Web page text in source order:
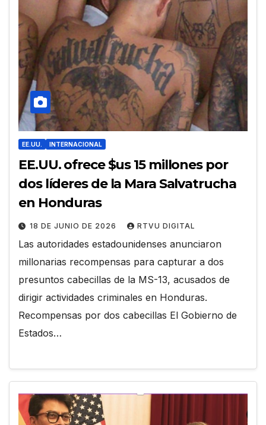
EE.UU. INTERNACIONAL
EE.UU. ofrece $us 15 millones por
dos líderes de la Mara Salvatrucha
en Honduras
18 DE JUNIO DE 2026 RTVU DIGITAL
Las autoridades estadounidenses anunciaron
millonarias recompensas para capturar a dos
presuntos cabecillas de la MS-13, acusados de
dirigir actividades criminales en Honduras.
Recompensas por dos cabecillas El Gobierno de
Estados…